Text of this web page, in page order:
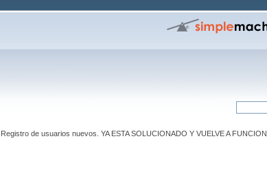
de usuarios nuevos. YA ESTA SOLUCIONADO Y VUELVE A